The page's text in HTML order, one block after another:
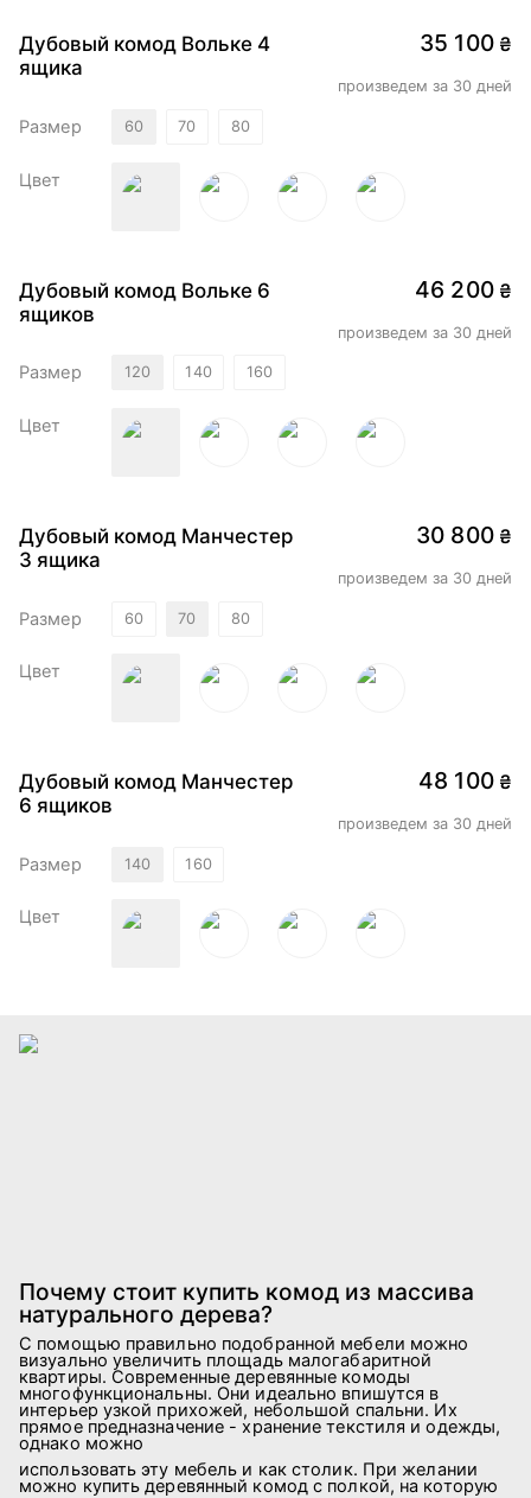
Дубовый комод Вольке 4
ящика
35 100₴
произведем за 30 дней
Размер 60 70 80
Цвет
Дубовый комод Вольке 6
ящиков
46 200₴
произведем за 30 дней
Размер 120 140 160
Цвет
Дубовый комод Манчестер
3 ящика
30 800₴
произведем за 30 дней
Размер 60 70 80
Цвет
Дубовый комод Манчестер
6 ящиков
48 100₴
произведем за 30 дней
Размер 140 160
Цвет
Почему стоит купить комод из массива
натурального дерева?
С помощью правильно подобранной мебели можно
визуально увеличить площадь малогабаритной
квартиры. Современные деревянные комоды
многофункциональны. Они идеально впишутся в
интерьер узкой прихожей, небольшой спальни. Их
прямое предназначение - хранение текстиля и одежды,
однако можно
использовать эту мебель и как столик. При желании
можно купить деревянный комод с полкой, на которую